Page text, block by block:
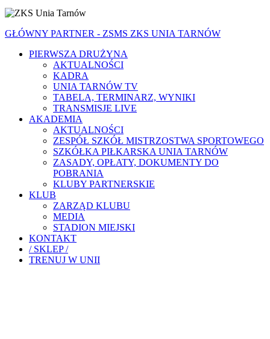
GŁÓWNY PARTNER - ZSMS ZKS UNIA TARNÓW
PIERWSZA DRUŻYNA
AKTUALNOŚCI
KADRA
UNIA TARNÓW TV
TABELA, TERMINARZ, WYNIKI
TRANSMISJE LIVE
AKADEMIA
AKTUALNOŚCI
ZESPÓŁ SZKÓŁ MISTRZOSTWA SPORTOWEGO
SZKÓŁKA PIŁKARSKA UNIA TARNÓW
ZASADY, OPŁATY, DOKUMENTY DO
POBRANIA
KLUBY PARTNERSKIE
KLUB
ZARZĄD KLUBU
MEDIA
STADION MIEJSKI
KONTAKT
/ SKLEP /
TRENUJ W UNII